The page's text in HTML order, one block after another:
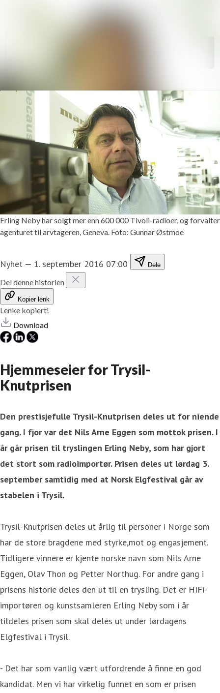
Erling Neby har solgt mer enn 600 000 Tivoli-radioer, og forvalter
agenturet til arvtageren, Geneva. Foto: Gunnar Østmoe
Nyhet — 1. september 2016 07:00 Dele
Del denne historien
Kopier lenk
Lenke kopiert!
Download
Hjemmeseier for Trysil-
Knutprisen
Den prestisjefulle Trysil-Knutprisen deles ut for niende
gang. I fjor var det Nils Arne Eggen som mottok prisen. I
år går prisen til tryslingen Erling Neby, som har gjort
det stort som radioimportør. Prisen deles ut lørdag 3.
september samtidig med at Norsk Elgfestival går av
stabelen i Trysil.
Trysil-Knutprisen deles ut årlig til personer i Norge som
har de store bragdene med styrke,mot og engasjement.
Tidligere vinnere er kjente norske navn som Nils Arne
Eggen, Olav Thon og Petter Northug. For andre gang i
prisens historie deles den ut til en trysling. Det er HIFi-
importøren og kunstsamleren Erling Neby som i år
tildeles prisen som skal deles ut under lørdagens
Elgfestival i Trysil.
- Det har som vanlig vært utfordrende å finne en god
kandidat. Men vi har virkelig funnet en som er prisen